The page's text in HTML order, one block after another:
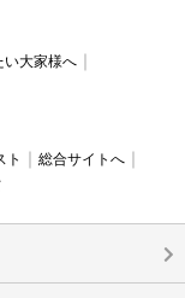
い大家様へ
ト
総合サイトへ